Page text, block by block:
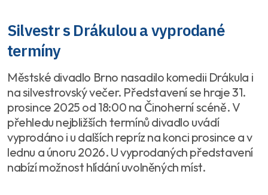
Silvestr s Drákulou a vyprodané
termíny
Městské divadlo Brno nasadilo komedii Drákula i
na silvestrovský večer. Představení se hraje 31.
prosince 2025 od 18:00 na Činoherní scéně. V
přehledu nejbližších termínů divadlo uvádí
vyprodáno i u dalších repríz na konci prosince a v
lednu a únoru 2026. U vyprodaných představení
nabízí možnost hlídání uvolněných míst.